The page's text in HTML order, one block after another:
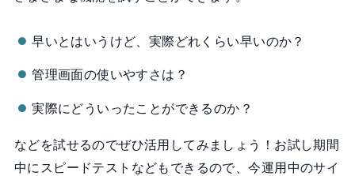
早いとはいうけど、実際どれくらい早いのか？
管理画面の使いやすさは？
実際にどういったことができるのか？
などを試せるのでぜひ活用してみましょう！お試し期間
中にスピードテストなどもできるので、今運用中のサイ